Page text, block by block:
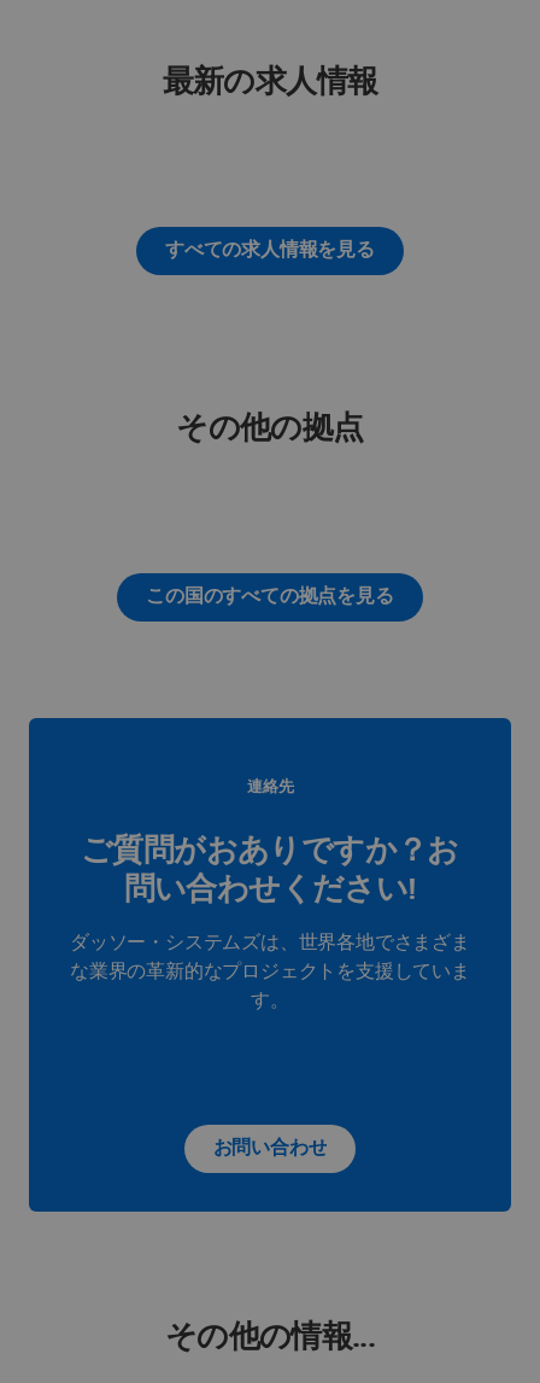
最新の求人情報
すべての求人情報を見る
その他の拠点
この国のすべての拠点を見る
連絡先
ご質問がおありですか？お
問い合わせください!
ダッソー・システムズは、世界各地でさまざま
な業界の革新的なプロジェクトを支援していま
す。
お問い合わせ
その他の情報...